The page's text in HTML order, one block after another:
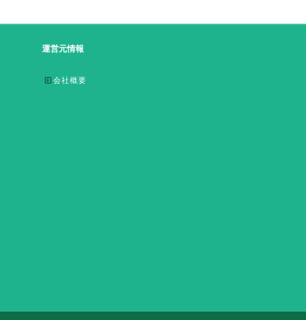
運営元情報
会社概要